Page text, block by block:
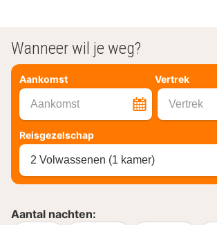
Wanneer wil je weg?
Aankomst Vertrek
Aankomst Vertrek
Reisgezelschap
2 Volwassenen (1 kamer)
Aantal nachten: